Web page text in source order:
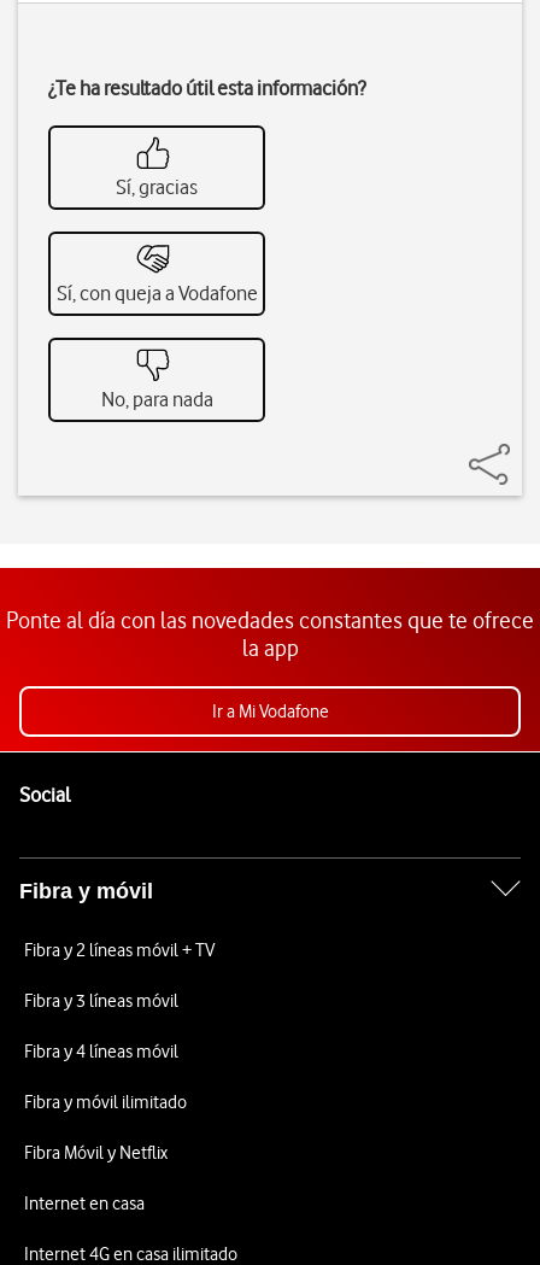
¿Te ha resultado útil esta información?
Sí, gracias
Sí, con queja a Vodafone
No, para nada
Ponte al día con las novedades constantes que te ofrece
la app
Ir a Mi Vodafone
SocialEnlaces a las redes sociales de Vodafone
Fibra y móvil
Fibra y 2 líneas móvil + TV
Fibra y 3 líneas móvil
Fibra y 4 líneas móvil
Fibra y móvil ilimitado
Fibra Móvil y Netflix
Internet en casa
Internet 4G en casa ilimitado